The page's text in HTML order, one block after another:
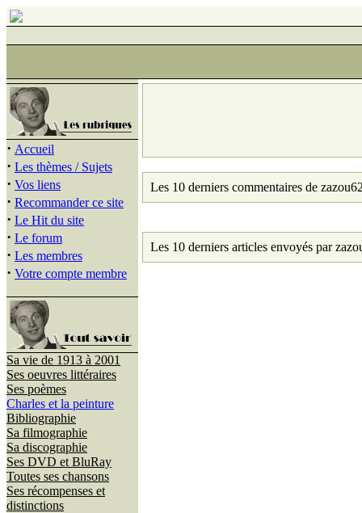
· Accueil
· Les thèmes / Sujets
· Vos liens
· Recommander ce site
· Le Hit du site
· Le forum
· Les membres
· Votre compte membre
Sa vie de 1913 à 2001
Ses oeuvres littéraires
Ses poèmes
Charles et la peinture
Bibliographie
Sa filmographie
Sa discographie
Ses DVD et BluRay
Toutes ses chansons
Ses récompenses et
distinctions
Les 10 derniers commentaires de
Les 10 derniers articles envoyés par